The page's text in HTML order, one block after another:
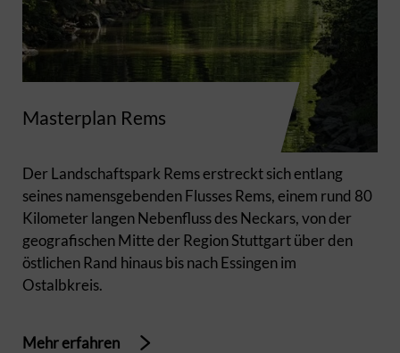
Masterplan Rems
Der Landschaftspark Rems erstreckt sich entlang
seines namensgebenden Flusses Rems, einem rund 80
Kilometer langen Nebenfluss des Neckars, von der
geografischen Mitte der Region Stuttgart über den
östlichen Rand hinaus bis nach Essingen im
Ostalbkreis.
Mehr erfahren